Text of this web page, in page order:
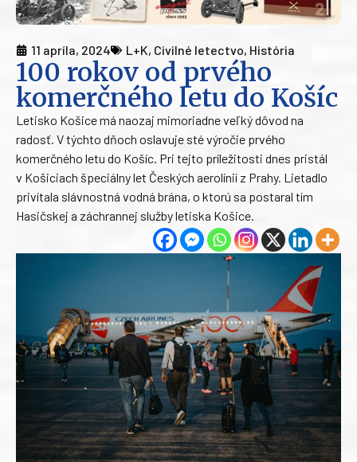
11 apríla, 2024 L+K, Civilné letectvo, História
100 rokov od prvého
komerčného letu do Košíc
Letisko Košice má naozaj mimoriadne veľký dôvod na
radosť. V týchto dňoch oslavuje sté výročie prvého
komerčného letu do Košíc. Pri tejto príležitosti dnes pristál
v Košiciach špeciálny let Českých aerolínií z Prahy. Lietadlo
privítala slávnostná vodná brána, o ktorú sa postaral tím
Hasičskej a záchrannej služby letiska Košice.